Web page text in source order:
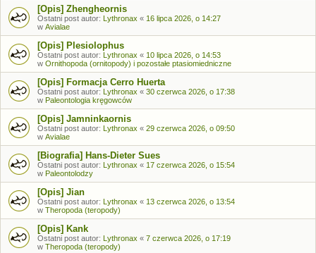
[Opis] Zhengheornis
Ostatni post autor: Lythronax « 16 lipca 2026, o 14:27
w Avialae
[Opis] Plesiolophus
Ostatni post autor: Lythronax « 10 lipca 2026, o 14:53
w Ornithopoda (ornitopody) i pozostałe ptasiomiedniczne
[Opis] Formacja Cerro Huerta
Ostatni post autor: Lythronax « 30 czerwca 2026, o 17:38
w Paleontologia kręgowców
[Opis] Jamninkaornis
Ostatni post autor: Lythronax « 29 czerwca 2026, o 09:50
w Avialae
[Biografia] Hans-Dieter Sues
Ostatni post autor: Lythronax « 17 czerwca 2026, o 15:54
w Paleontolodzy
[Opis] Jian
Ostatni post autor: Lythronax « 13 czerwca 2026, o 13:54
w Theropoda (teropody)
[Opis] Kank
Ostatni post autor: Lythronax « 7 czerwca 2026, o 17:19
w Theropoda (teropody)